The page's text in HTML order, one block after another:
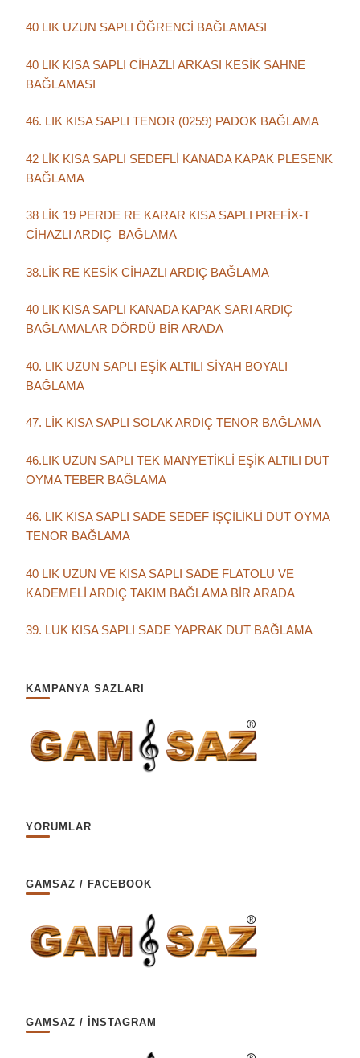
40 LIK UZUN SAPLI ÖĞRENCİ BAĞLAMASI
40 LIK KISA SAPLI CİHAZLI ARKASI KESİK SAHNE
BAĞLAMASI
46. LIK KISA SAPLI TENOR (0259) PADOK BAĞLAMA
42 LİK KISA SAPLI SEDEFLİ KANADA KAPAK PLESENK
BAĞLAMA
38 LİK 19 PERDE RE KARAR KISA SAPLI PREFİX-T
CİHAZLI ARDIÇ BAĞLAMA
38.LİK RE KESİK CİHAZLI ARDIÇ BAĞLAMA
40 LIK KISA SAPLI KANADA KAPAK SARI ARDIÇ
BAĞLAMALAR DÖRDÜ BİR ARADA
40. LIK UZUN SAPLI EŞİK ALTILI SİYAH BOYALI
BAĞLAMA
47. LİK KISA SAPLI SOLAK ARDIÇ TENOR BAĞLAMA
46.LIK UZUN SAPLI TEK MANYETİKLİ EŞİK ALTILI DUT
OYMA TEBER BAĞLAMA
46. LIK KISA SAPLI SADE SEDEF İŞÇİLİKLİ DUT OYMA
TENOR BAĞLAMA
40 LIK UZUN VE KISA SAPLI SADE FLATOLU VE
KADEMELİ ARDIÇ TAKIM BAĞLAMA BİR ARADA
39. LUK KISA SAPLI SADE YAPRAK DUT BAĞLAMA
KAMPANYA SAZLARI
YORUMLAR
GAMSAZ / FACEBOOK
GAMSAZ / İNSTAGRAM